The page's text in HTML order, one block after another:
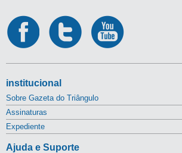
institucional
Sobre Gazeta do Triângulo
Assinaturas
Expediente
Ajuda e Suporte